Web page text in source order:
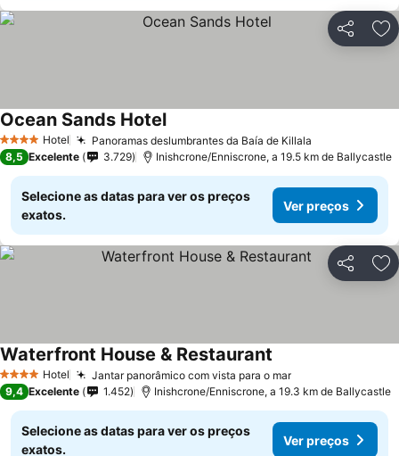
Partilhar
4 EstrelasHotel Panoramas deslumbrantes da Baía de Killala
Ocean Sands HotelVer preços
8,5 Excelente 3.729 Inishcrone/Enniscrone, a 19.5 km de Ballycastle
Selecione as datas para ver os preços
exatos.
Ver preços
Partilhar
4 EstrelasHotel Jantar panorâmico com vista para o marVer preços
Waterfront House & Restaurant
9,4 Excelente 1.452 Inishcrone/Enniscrone, a 19.3 km de Ballycastle
Selecione as datas para ver os preços
exatos.
Ver preços